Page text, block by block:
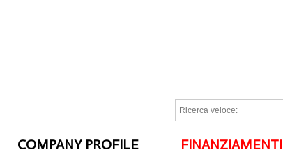
COMPANY PROFILE FINANZIAMENTI